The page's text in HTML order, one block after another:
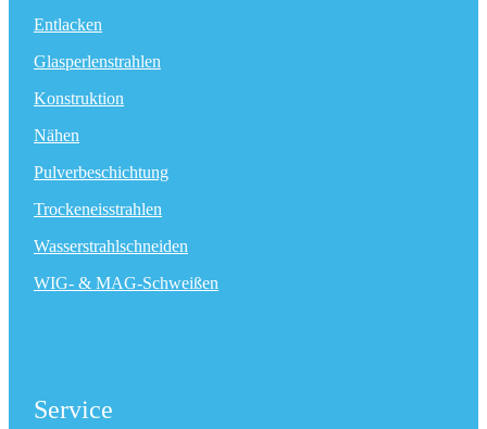
Entlacken
Glasperlenstrahlen
Konstruktion
Nähen
Pulverbeschichtung
Trockeneisstrahlen
Wasserstrahlschneiden
WIG- & MAG-Schweißen
Service